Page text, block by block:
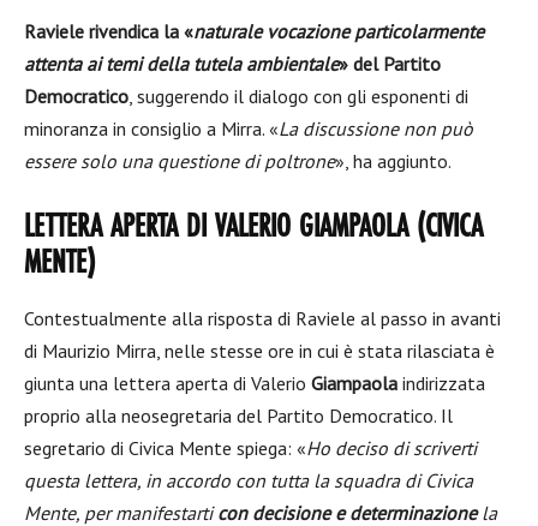
Raviele rivendica la «naturale vocazione particolarmente
attenta ai temi della tutela ambientale» del Partito
Democratico, suggerendo il dialogo con gli esponenti di
minoranza in consiglio a Mirra. «La discussione non può
essere solo una questione di poltrone», ha aggiunto.
LETTERA APERTA DI VALERIO GIAMPAOLA (CIVICA
MENTE)
Contestualmente alla risposta di Raviele al passo in avanti
di Maurizio Mirra, nelle stesse ore in cui è stata rilasciata è
giunta una lettera aperta di Valerio Giampaola indirizzata
proprio alla neosegretaria del Partito Democratico. Il
segretario di Civica Mente spiega: «Ho deciso di scriverti
questa lettera, in accordo con tutta la squadra di Civica
Mente, per manifestarticon decisione e determinazionela